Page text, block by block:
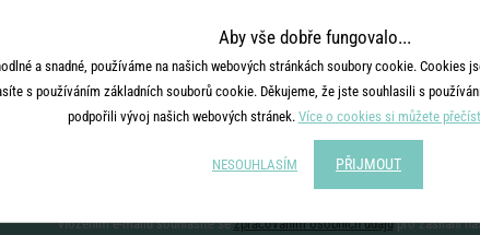
vložením e-mailu souhlasíte sezpracováním osobních údajůpro zasílání
Aby vše dobře fungovalo...
a snadné, používáme na našich webových stránkách soubory cookie.
s používáním základních souborů cookie. Děkujeme, že jste souhlasili s
podpořili vývoj našich webových stránek. Více o cookies si můžete
NESOUHLASÍM PŘIJMOUT